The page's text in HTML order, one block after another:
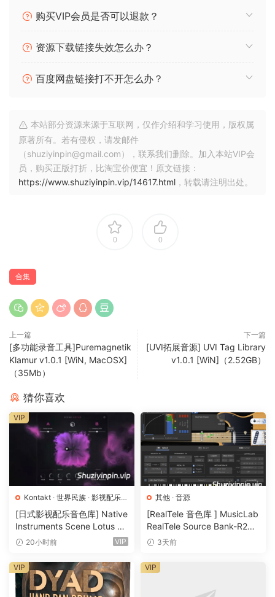
购买VIP会员是否可以退款？
资源下载链接失效怎么办？
百度网盘链接打不开怎么办？
本站部分资源来源于互联网，仅作介绍和学习使用，版权属
原著所有。若有侵权，请发邮件
（shuziyinpin@gmail.com），联系我们删除。加入本站VIP会
员，购买正版打折，比淘宝价便宜！原文链接：
https://www.shuziyinpin.vip/14617.html ，转载请注明出处。
0 0
合集
上一篇
[多功能录音工具]Puremagnetik
Klamur v1.0.1 [WiN, MacOSX]
（35Mb）
下一篇
[UVI拓展音源] UVI Tag Library
v1.0.1 [WiN]（2.52GB）
猜你喜欢
Kontakt · 世界民族 · 影视配乐·
音源
[日式影视配乐音色库] Native
Instruments Scene Lotus v1.
1.2 [KONTAKT]（1.3GB）
20小时前 VIP
VIP
其他 · 音源
[RealTele 音色库 ] MusicLab
RealTele Source Bank-R2R
[WiN]（3.13GB）
3天前
VIP VIP